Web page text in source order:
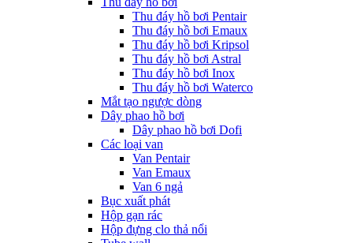
Thu đáy hồ bơi Pentair
Thu đáy hồ bơi Emaux
Thu đáy hồ bơi Kripsol
Thu đáy hồ bơi Astral
Thu đáy hồ bơi Inox
Thu đáy hồ bơi Waterco
Mắt tạo ngược dòng
Dây phao hồ bơi
Dây phao hồ bơi Dofi
Các loại van
Van Pentair
Van Emaux
Van 6 ngả
Bục xuất phát
Hộp gạn rác
Hộp đựng clo thả nổi